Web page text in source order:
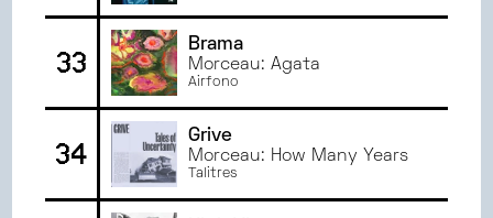
33
Brama
Morceau: Agata
Airfono
34
Grive
Morceau: How Many Years
Talitres